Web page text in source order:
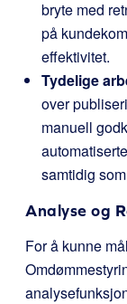
bryte med
på
effektivitet.
Tydelige
over
manuell
samtidig
Analyse og
For å kunne